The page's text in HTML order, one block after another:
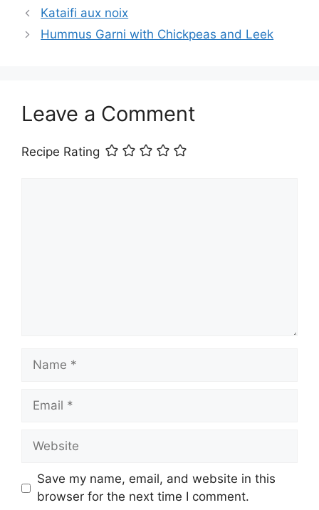
Kataifi aux noix
Hummus Garni with Chickpeas and Leek
Leave a Comment
Recipe Rating
Name
Email
Website
Save my name, email, and website in this
browser for the next time I comment.